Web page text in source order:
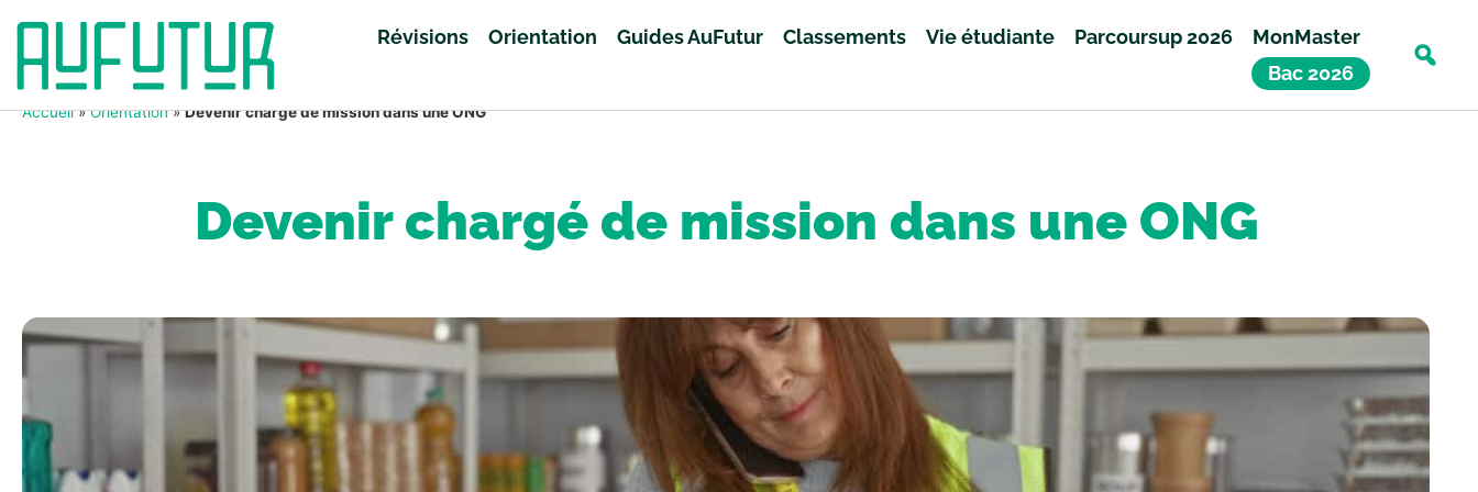
Révisions Orientation Guides AuFutur Classements Vie étudiante Parcoursup 2026
MonMaster
Bac 2026
Accueil»Orientation»Devenir chargé de mission dans une ONG
Devenir chargé de mission dans une ONG